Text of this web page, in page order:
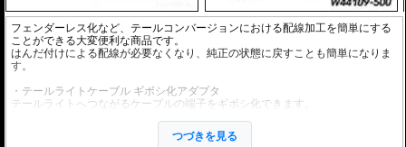
フェンダーレス化など、テールコンバージョンにおける配線加工を簡単にする
ことができる大変便利な商品です。
はんだ付けによる配線が必要なくなり、純正の状態に戻すことも簡単になりま
す。
・テールライトケーブル ギボシ化アダプタ
テールライトへつながるケーブルの端子をギボシ化できます。
・テールライトケーブル 純正コネクタ化アダプタ
純正テールライト用コネクタをギボシ端子でケーブルに接続できます。
つづきを見る